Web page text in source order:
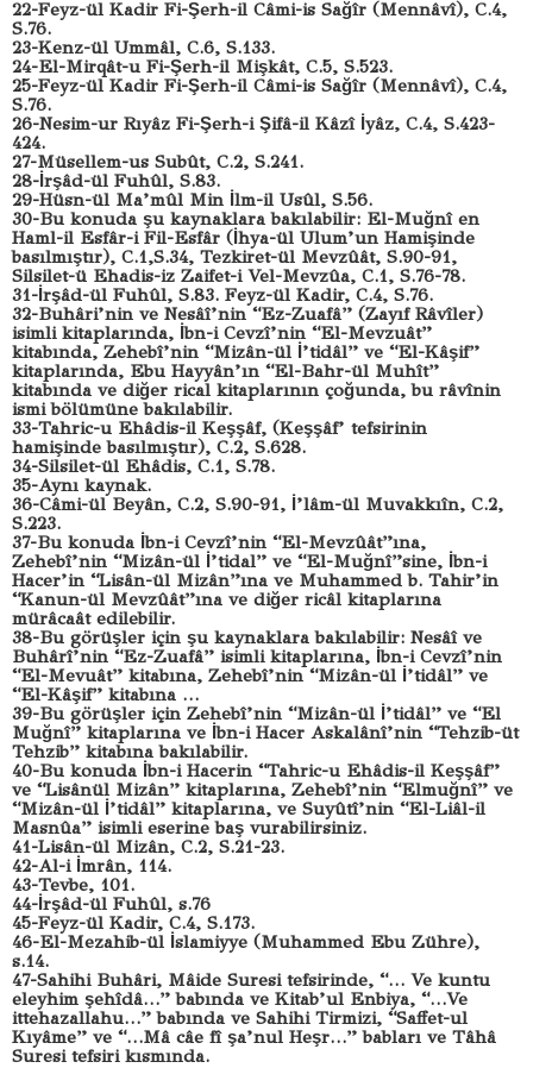
22-Feyz-ül Kadir Fi-Şerh-il Câmi-is Sağîr (Mennâvî), C.4,
S.76.
23-Kenz-ül Ummâl, C.6, S.133.
24-El-Mirqât-u Fi-Şerh-il Mişkât, C.5, S.523.
25-Feyz-ül Kadir Fi-Şerh-il Câmi-is Sağîr (Mennâvî), C.4,
S.76.
26-Nesim-ur Rıyâz Fi-Şerh-i Şifâ-il Kâzî İyâz, C.4, S.423-
424.
27-Müsellem-us Subût, C.2, S.241.
28-İrşâd-ül Fuhûl, S.83.
29-Hüsn-ül Ma’mûl Min İlm-il Usûl, S.56.
30-Bu konuda şu kaynaklara bakılabilir: El-Muğnî en
Haml-il Esfâr-i Fil-Esfâr (İhya-ül Ulum’un Hamişinde
basılmıştır), C.1,S.34, Tezkiret-ül Mevzûât, S.90-91,
Silsilet-ü Ehadis-iz Zaifet-i Vel-Mevzûa, C.1, S.76-78.
31-İrşâd-ül Fuhûl, S.83. Feyz-ül Kadir, C.4, S.76.
32-Buhâri’nin ve Nesâî’nin “Ez-Zuafâ” (Zayıf Râvîler)
isimli kitaplarında, İbn-i Cevzî’nin “El-Mevzuât”
kitabında, Zehebî’nin “Mizân-ül İ’tidâl” ve “El-Kâşif”
kitaplarında, Ebu Hayyân’ın “El-Bahr-ül Muhît”
kitabında ve diğer rical kitaplarının çoğunda, bu râvînin
ismi bölümüne bakılabilir.
33-Tahric-u Ehâdis-il Keşşâf, (Keşşâf’ tefsirinin
hamişinde basılmıştır), C.2, S.628.
34-Silsilet-ül Ehâdis, C.1, S.78.
35-Aynı kaynak.
36-Câmi-ül Beyân, C.2, S.90-91, İ’lâm-ül Muvakkıîn, C.2,
S.223.
37-Bu konuda İbn-i Cevzî’nin “El-Mevzûât”ına,
Zehebî’nin “Mizân-ül İ’tidal” ve “El-Muğnî”sine, İbn-i
Hacer’in “Lisân-ül Mizân”ına ve Muhammed b. Tahir’in
“Kanun-ül Mevzûât”ına ve diğer ricâl kitaplarına
mürâcaât edilebilir.
38-Bu görüşler için şu kaynaklara bakılabilir: Nesâî ve
Buhârî’nin “Ez-Zuafâ” isimli kitaplarına, İbn-i Cevzî’nin
“El-Mevuât” kitabına, Zehebî’nin “Mizân-ül İ’tidâl” ve
“El-Kâşif” kitabına …
39-Bu görüşler için Zehebî’nin “Mizân-ül İ’tidâl” ve “El
Muğnî” kitaplarına ve İbn-i Hacer Askalânî’nin “Tehzib-üt
Tehzib” kitabına bakılabilir.
40-Bu konuda İbn-i Hacerin “Tahric-u Ehâdis-il Keşşâf”
ve “Lisânül Mizân” kitaplarına, Zehebî’nin “Elmuğnî” ve
“Mizân-ül İ’tidâl” kitaplarına, ve Suyûtî’nin “El-Liâl-il
Masnûa” isimli eserine baş vurabilirsiniz.
41-Lisân-ül Mizân, C.2, S.21-23.
42-Al-i İmrân, 114.
43-Tevbe, 101.
44-İrşâd-ül Fuhûl, s.76
45-Feyz-ül Kadir, C.4, S.173.
46-El-Mezahib-ül İslamiyye (Muhammed Ebu Zühre),
s.14.
47-Sahihi Buhâri, Mâide Suresi tefsirinde, “… Ve kuntu
eleyhim şehîdâ…” babında ve Kitab’ul Enbiya, “…Ve
ittehazallahu…” babında ve Sahihi Tirmizi, “Saffet-ul
Kıyâme” ve “…Mâ câe fî şa’nul Heşr…” babları ve Tâhâ
Suresi tefsiri kısmında.